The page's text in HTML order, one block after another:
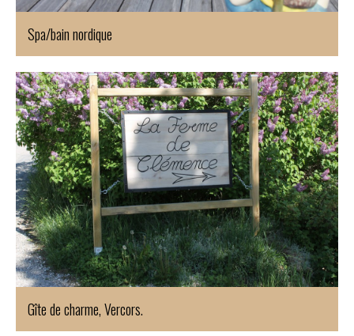
Spa/bain nordique
Gîte de charme, Vercors.